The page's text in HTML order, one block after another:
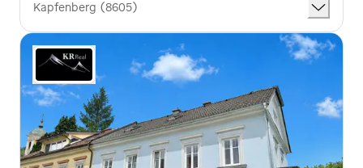
Kapfenberg (8605)